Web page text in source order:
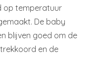
op temperatuur
De baby
blijven goed om de
en de